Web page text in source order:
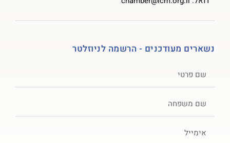
נשארים מעודכנים - הרשמה לניוזלטר